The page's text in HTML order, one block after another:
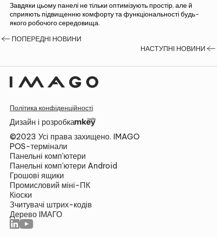
Завдяки цьому панелі не тільки оптимізують простір, але й
сприяють підвищенню комфорту та функціональності будь-
якого робочого середовища.
ПОПЕРЕДНІ НОВИНИ
НАСТУПНІ НОВИНИ
Політика конфіденційності
Дизайн і розробка
©2023 Усі права захищено. IMAGO
POS-термінали
Панельні комп'ютери
Панельні комп'ютери Android
Грошові ящики
Промисловий міні-ПК
Кіоски
Зчитувачі штрих-кодів
Дерево ІМАГО